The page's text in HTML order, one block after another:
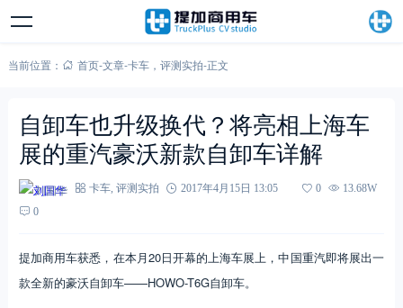
当前位置： 首页-文章-卡车， 评测实拍-正文
自卸车也升级换代？将亮相上海车
展的重汽豪沃新款自卸车详解
刘国华 卡车, 评测实拍 2017年4月15日 13:05 0
13.68W
0
提加商用车获悉，在本月20日开幕的上海车展上，中国重汽即将展出一
款全新的豪沃自卸车——HOWO-T6G自卸车。